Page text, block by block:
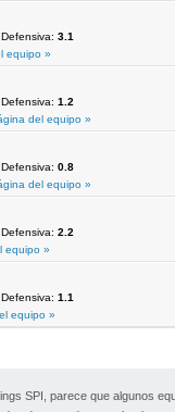
Defensiva: 3.1
equipo »
Defensiva: 1.2
del equipo »
Defensiva: 0.8
del equipo »
Defensiva: 2.2
equipo »
Defensiva: 1.1
equipo »
SPI, parece que algunos